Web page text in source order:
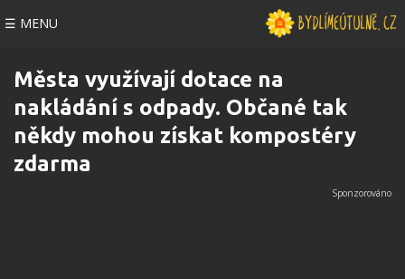
☰ MENU
Města využívají dotace na
nakládání s odpady. Občané tak
někdy mohou získat kompostéry
zdarma